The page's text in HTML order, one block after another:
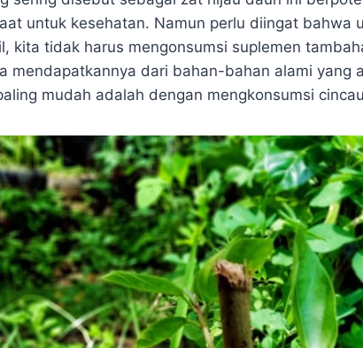
untuk kesehatan. Namun perlu diingat bahwa
kita tidak harus mengonsumsi suplemen
mendapatkannya dari bahan-bahan alami yang
mudah adalah dengan mengkonsumsi